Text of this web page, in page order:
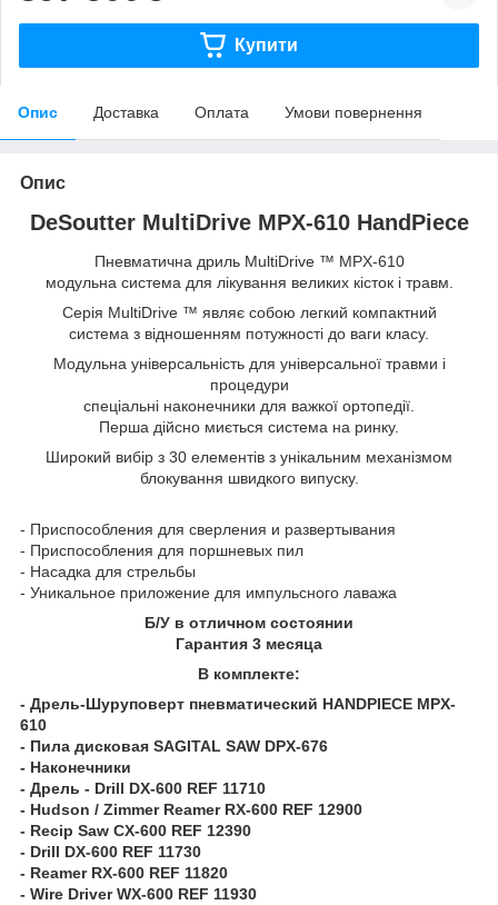
Купити
Опис Доставка Оплата Умови повернення
Опис
DeSoutter MultiDrive MPX-610 HandPiece
Пневматична дриль MultiDrive ™ MPX-610
модульна система для лікування великих кісток і травм.
Серія MultiDrive ™ являє собою легкий компактний
система з відношенням потужності до ваги класу.
Модульна універсальність для універсальної травми і
процедури
спеціальні наконечники для важкої ортопедії.
Перша дійсно миється система на ринку.
Широкий вибір з 30 елементів з унікальним механізмом
блокування швидкого випуску.
- Приспособления для сверления и развертывания
- Приспособления для поршневых пил
- Насадка для стрельбы
- Уникальное приложение для импульсного лаважа
Б/У в отличном состоянии
Гарантия 3 месяца
В комплекте:
- Дрель-Шуруповерт пневматический HANDPIECE MPX-
610
- Пила дисковая SAGITAL SAW DPX-676
- Наконечники
- Дрель - Drill DX-600 REF 11710
- Hudson / Zimmer Reamer RX-600 REF 12900
- Recip Saw CX-600 REF 12390
- Drill DX-600 REF 11730
- Reamer RX-600 REF 11820
- Wire Driver WX-600 REF 11930